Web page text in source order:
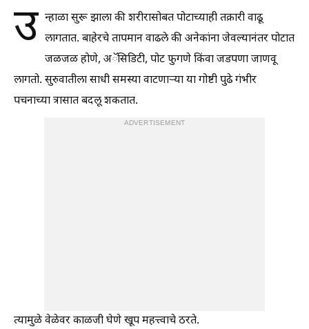
उ न्हाळा सुरू झाला की शरीरासोबत पोटाच्याही तक्रारी वाढू
लागतात. बाहेरचे तापमान वाढले की अनेकांना जेवल्यानंतर पोटात
जळजळ होणे, अॅसिडिटी, पोट फुगणे किंवा जडपणा जाणवू
लागतो. सुरुवातीला साधी समस्या वाटणाऱ्या या गोष्टी पुढे गंभीर
पचनाच्या त्रासात बदलू शकतात.
ADVERTISEMENT
त्यामुळे वेळेवर काळजी घेणे खूप महत्त्वाचे ठरते.